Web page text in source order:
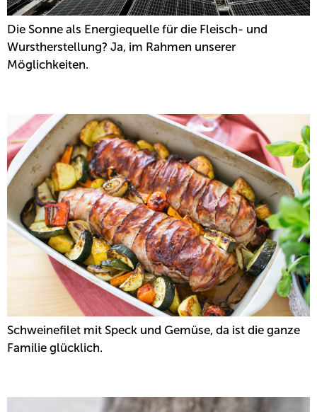
Die Sonne als Energiequelle für die Fleisch- und
Wurstherstellung? Ja, im Rahmen unserer
Möglichkeiten.
Schweinefilet mit Speck und Gemüse, da ist die ganze
Familie glücklich.